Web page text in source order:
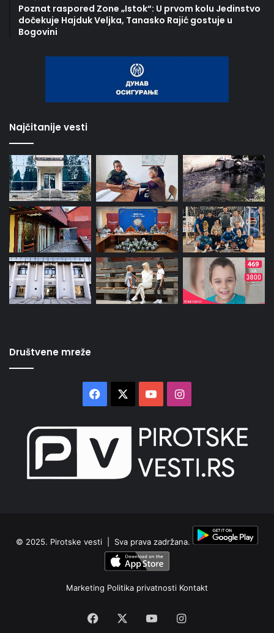
Poznat raspored Zone „Istok“: U prvom kolu Jedinstvo
dočekuje Hajduk Veljka, Tanasko Rajić gostuje u
Bogovini
Najčitanije vesti
Društvene mreže
Facebook YouTubeInstagram
© 2025. Pirotske vesti | Sva prava zadržana.
Marketing Politika privatnosti Kontakt
Facebook YouTubeInstagram